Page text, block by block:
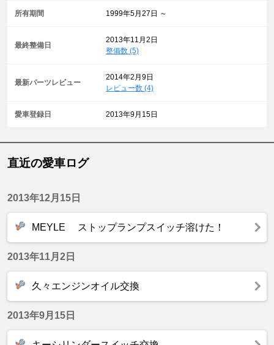
所有期間 1999年5月27日 ～
最終整備日
2013年11月2日
整備数 (5)
最新パーツレビュー
2014年2月9日
レビュー数 (4)
愛車登録日 2013年9月15日
直近の愛車ログ
2013年12月15日
MEYLE ストップランプスイッチ溶けた！
2013年11月2日
久々エンジンオイル交換
2013年9月15日